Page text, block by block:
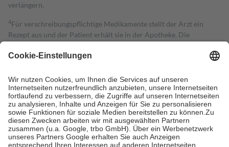
verlängern.
4Für verschreibungspflichtige Medikamente stellt der Arzt ein
Rezept aus und der Patient erhält sie in der Apotheke. Die
Kosten dafür, der Versicherte trägt einen Teil davon als Zuzahlung
Grundsätzlich leisten Mitglieder Zuzahlungen in Höhe von zehn
Prozent des Abgabepreises,mindestensjedochfünf Euround
höchstens zehn Euro.Es sind jedoch nie mehr als die tatsächlichen
Kosten der Leistung zu entrichten.
Diese Regeln gelten grundsätzlich auch für Online-Apotheken.
Bei Heilmitteln und häuslicher Krankenpflege beträgt die
Zuzahlung zehn Prozent der Kosten sowie zehn Euro je